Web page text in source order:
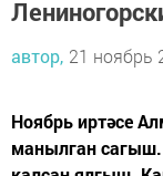
автор, 21 ноябрь
Ноябрь иртәсе
манылган